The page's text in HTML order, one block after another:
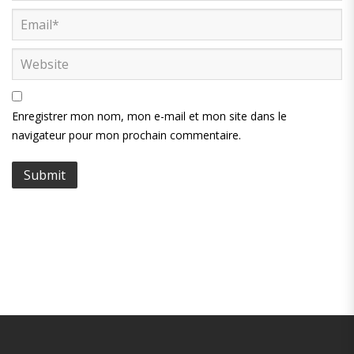
Enregistrer mon nom, mon e-mail et mon site dans le
navigateur pour mon prochain commentaire.